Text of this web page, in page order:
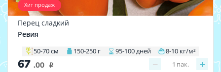
Хит продаж
Перец сладкий
Ревия
50-70 см 150-250 г 95-100 дней 8-10 кг/м²
67 .00 i − +
1 пак.